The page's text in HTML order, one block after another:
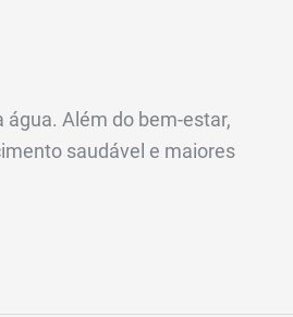
Além do bem-estar,
saudável e maiores